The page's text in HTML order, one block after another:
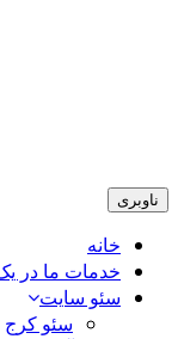
ناوبری
خانه
خدمات ما در
سئو سایت
سئو کرج